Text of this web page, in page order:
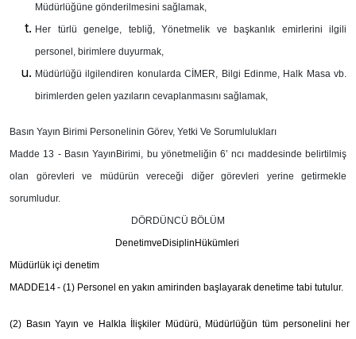
Müdürlüğüne gönderilmesini sağlamak,
Her türlü genelge, tebliğ, Yönetmelik ve başkanlık emirlerini ilgili
personel, birimlere duyurmak,
Müdürlüğü ilgilendiren konularda CİMER, Bilgi Edinme, Halk Masa vb.
birimlerden gelen yazıların cevaplanmasını sağlamak,
Basın Yayın Birimi Personelinin Görev, Yetki Ve Sorumlulukları
Madde 13 - Basın YayınBirimi, bu yönetmeliğin 6’ ncı maddesinde belirtilmiş
olan görevleri ve müdürün vereceği diğer görevleri yerine getirmekle
sorumludur.
DÖRDÜNCÜ BÖLÜM
DenetimveDisiplinHükümleri
Müdürlük içi denetim
MADDE14 - (1) Personel en yakın amirinden başlayarak denetime tabi tutulur.
(2) Basın Yayın ve Halkla İlişkiler Müdürü, Müdürlüğün tüm personelini her